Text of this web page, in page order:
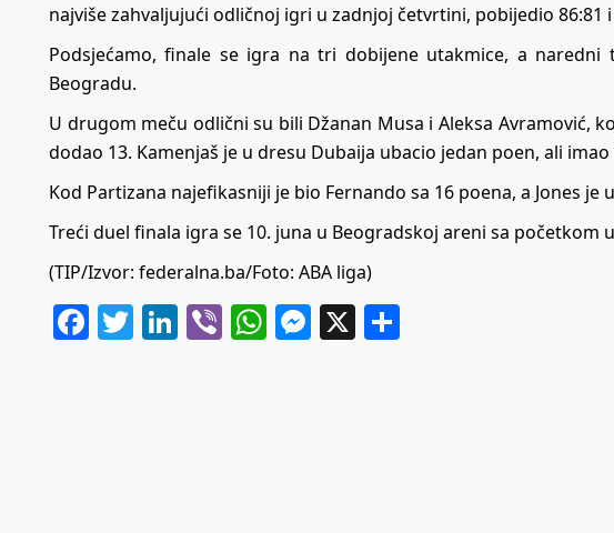
najviše zahvaljujući odličnoj igri u zadnjoj četvrtini, pobijedio 86:81
Podsjećamo, finale se igra na tri dobijene utakmice, a
Beogradu.
U drugom meču odlični su bili Džanan Musa i Aleksa Avramović,
dodao 13. Kamenjaš je u dresu Dubaija ubacio jedan poen, ali
Kod Partizana najefikasniji je bio Fernando sa 16 poena, a Jones je
Treći duel finala igra se 10. juna u Beogradskoj areni sa početkom
(TIP/Izvor: federalna.ba/Foto: ABA liga)
Facebook
Twitter
LinkedIn
ViberWhatsApp
Messenger
X